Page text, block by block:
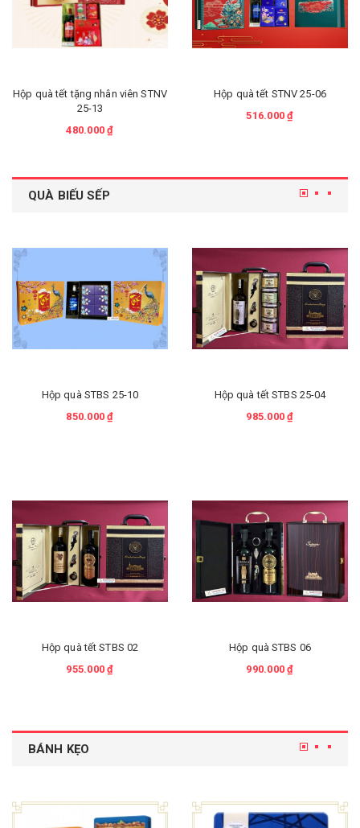
Hộp quà tết tặng nhân viên STNV
25-13
480.000 ₫
Hộp quà tết STNV 25-06
516.000 ₫
QUÀ BIẾU SẾP
Hộp quà STBS 25-10
850.000 ₫
Hộp quà tết STBS 02
955.000 ₫
Hộp quà tết STBS 25-04
985.000 ₫
Hộp quà STBS 06
990.000 ₫
BÁNH KẸO